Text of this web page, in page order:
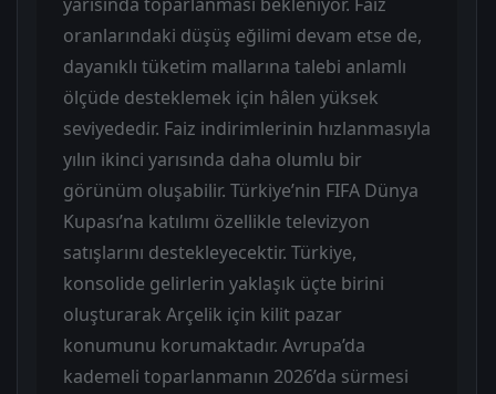
oranlarındaki düşüş eğilimi devam etse de,
dayanıklı tüketim mallarına talebi anlamlı
ölçüde desteklemek için hâlen yüksek
seviyededir. Faiz indirimlerinin hızlanmasıyla
yılın ikinci yarısında daha olumlu bir
görünüm oluşabilir. Türkiye’nin FIFA Dünya
Kupası’na katılımı özellikle televizyon
satışlarını destekleyecektir. Türkiye,
konsolide gelirlerin yaklaşık üçte birini
oluşturarak Arçelik için kilit pazar
konumunu korumaktadır. Avrupa’da
kademeli toparlanmanın 2026’da sürmesi